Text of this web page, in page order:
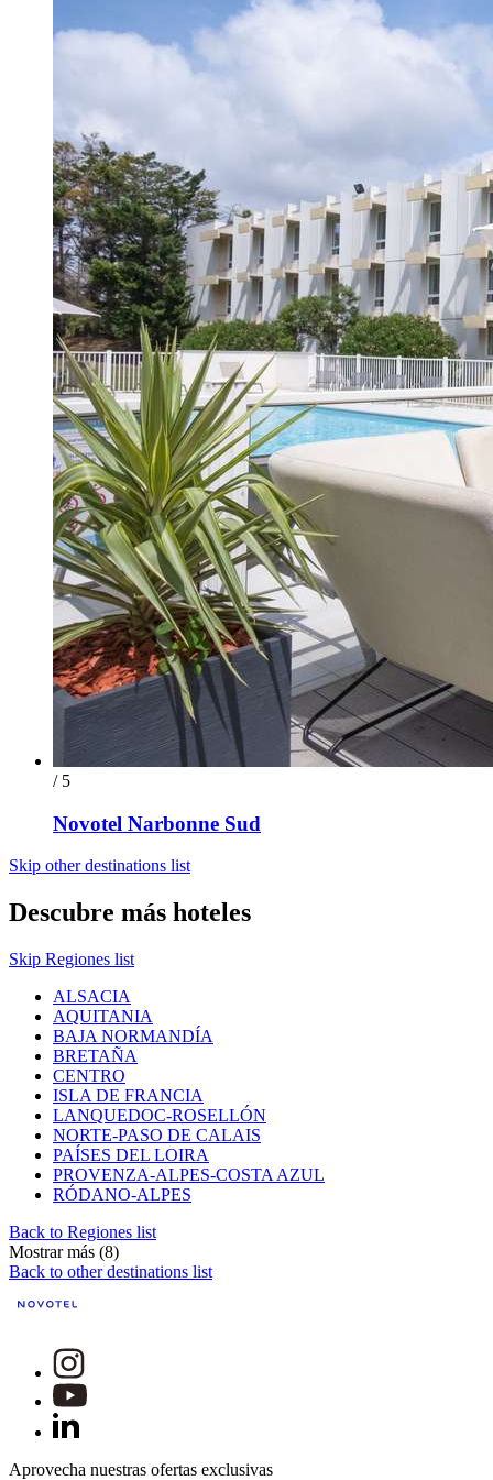
/ 5
Novotel Narbonne Sud
Skip other destinations list
Descubre más hoteles
Skip Regiones list
ALSACIA
AQUITANIA
BAJA NORMANDÍA
BRETAÑA
CENTRO
ISLA DE FRANCIA
LANQUEDOC-ROSELLÓN
NORTE-PASO DE CALAIS
PAÍSES DEL LOIRA
PROVENZA-ALPES-COSTA AZUL
RÓDANO-ALPES
Back to Regiones list
Mostrar más (8)
Back to other destinations list
Aprovecha nuestras ofertas exclusivas